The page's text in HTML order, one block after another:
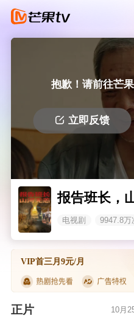
抱歉！请前往芒
立即反馈
报告班长，
电视剧 9947.8万
VIP首三月9元/月
正片 10月